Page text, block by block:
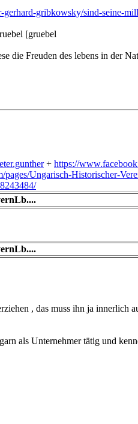
gribkowsky/sind-seine-
[gruebel
die Freuden des lebens in der
+ https://
pages/Ungarisch-Historischer-
, das muss ihn ja innerlich
als Unternehmer tätig und